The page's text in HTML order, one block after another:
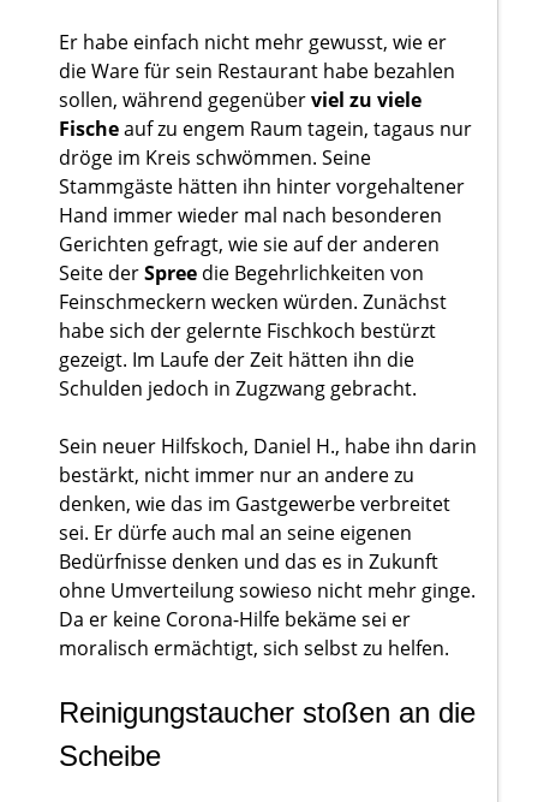
Er habe einfach nicht mehr gewusst, wie er
die Ware für sein Restaurant habe bezahlen
sollen, während gegenüberviel zu viele
Fischeauf zu engem Raum tagein, tagaus nur
dröge im Kreis schwömmen. Seine
Stammgäste hätten ihn hinter vorgehaltener
Hand immer wieder mal nach besonderen
Gerichten gefragt, wie sie auf der anderen
Seite derSpreedie Begehrlichkeiten von
Feinschmeckern wecken würden. Zunächst
habe sich der gelernte Fischkoch bestürzt
gezeigt. Im Laufe der Zeit hätten ihn die
Schulden jedoch in Zugzwang gebracht.
Sein neuer Hilfskoch, Daniel H., habe ihn darin
bestärkt, nicht immer nur an andere zu
denken, wie das im Gastgewerbe verbreitet
sei. Er dürfe auch mal an seine eigenen
Bedürfnisse denken und das es in Zukunft
ohne Umverteilung sowieso nicht mehr ginge.
Da er keine Corona-Hilfe bekäme sei er
moralisch ermächtigt, sich selbst zu helfen.
Reinigungstaucher stoßen an die
Scheibe